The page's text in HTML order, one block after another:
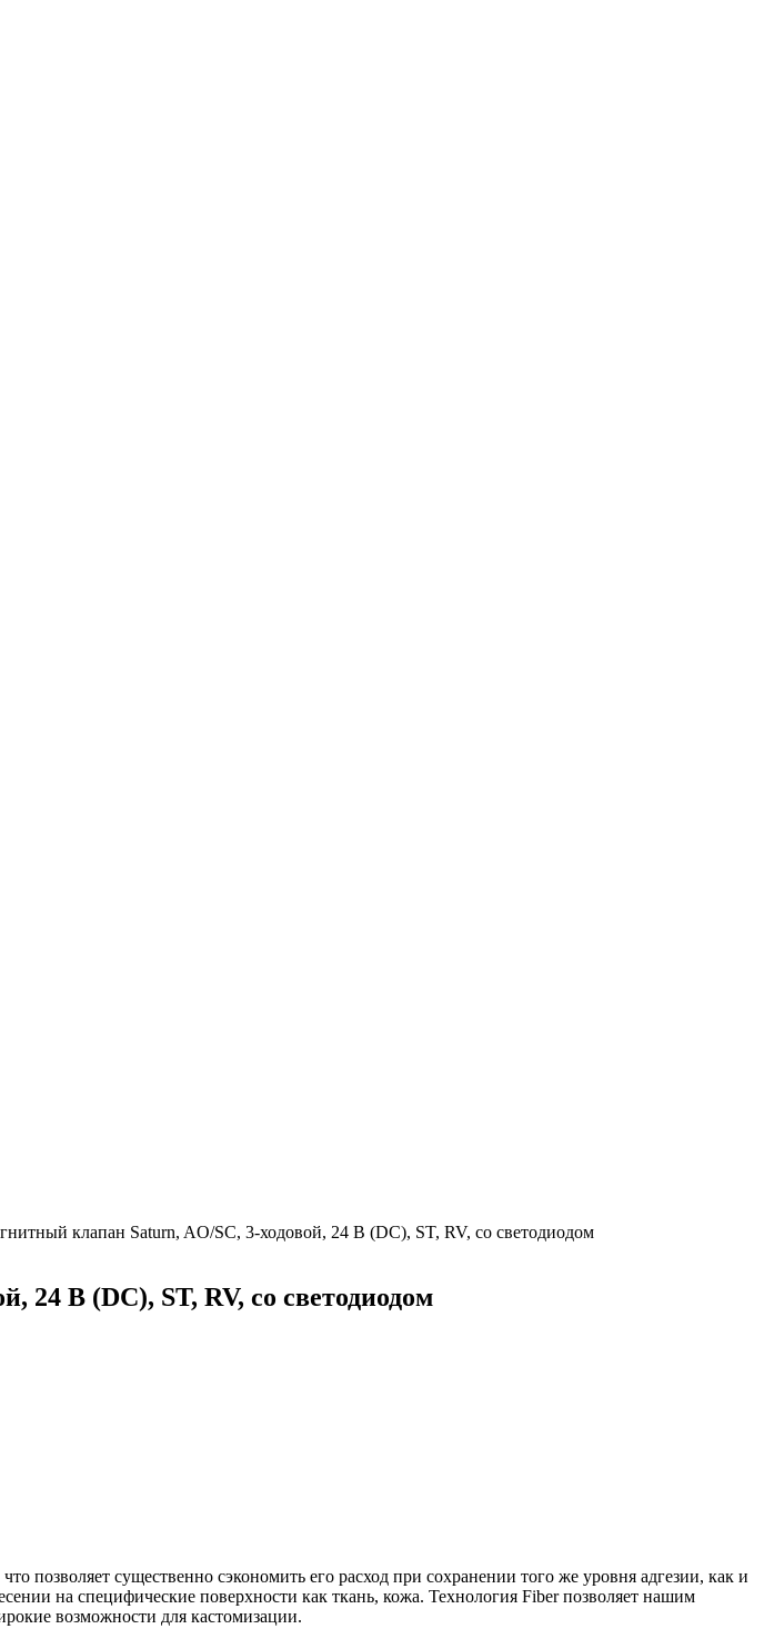
клапан Saturn, AO/SC, 3-ходовой, 24 В (DC), ST, RV, со светодиодом
24 В (DC), ST, RV, со светодиодом
позволяет существенно сэкономить его расход при сохранении того же уровня адгезии, как и
на специфические поверхности как ткань, кожа. Технология Fiber позволяет нашим
возможности для кастомизации.